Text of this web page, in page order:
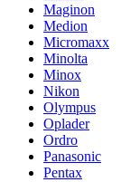
Maginon
Medion
Micromaxx
Minolta
Minox
Nikon
Olympus
Oplader
Ordro
Panasonic
Pentax